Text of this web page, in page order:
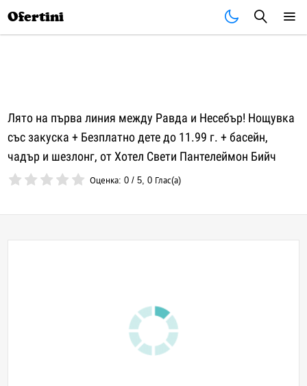
Ofertini
Лято на първа линия между Равда и Несебър! Нощувка
със закуска + Безплатно дете до 11.99 г. + басейн,
чадър и шезлонг, от Хотел Свети Пантелеймон Бийч
Оценка:0 /5,0 Глас(а)